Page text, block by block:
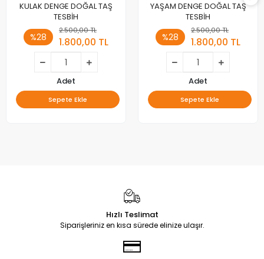
KULAK DENGE DOĞAL TAŞ
TESBİH
%28
2.500,00 TL
1.800,00 TL
Adet
Sepete Ekle
YAŞAM DENGE DOĞAL TAŞ
TESBİH
%28
2.500,00 TL
1.800,00 TL
Adet
Sepete Ekle
Hızlı Teslimat
Siparişleriniz en kısa sürede elinize ulaşır.